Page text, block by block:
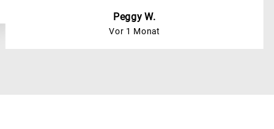
Peggy W.
Vor 1 Monat